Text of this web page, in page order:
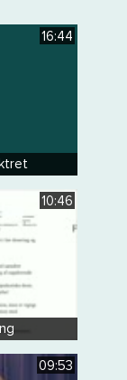
16:44
10:46
09:53